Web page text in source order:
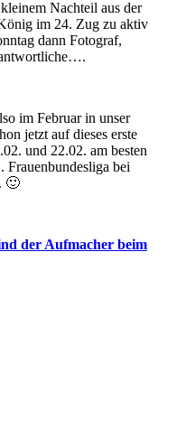
Nachteil aus der
im 24. Zug zu aktiv
dann Fotograf,
im Februar in unser
jetzt auf dieses erste
und 22.02. am besten
Frauenbundesliga bei
🙂
der Aufmacher beim